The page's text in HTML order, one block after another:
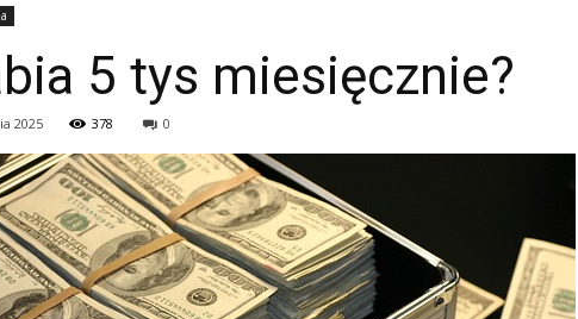
5 tys miesięcznie?
2025 378 0